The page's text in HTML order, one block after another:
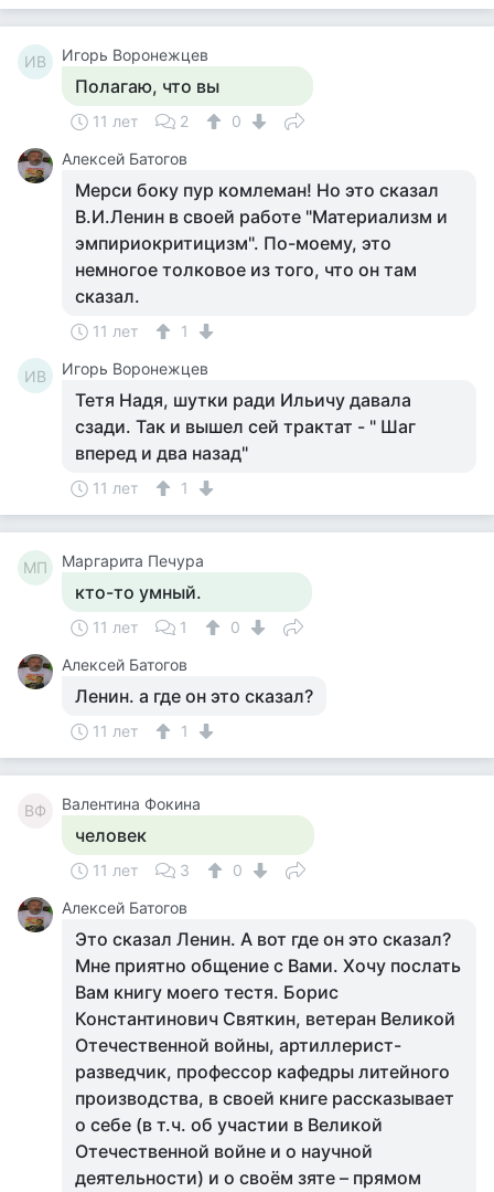
ИВ Игорь Воронежцев
Полагаю, что вы
11 лет 2
0
Алексей Батогов
Мерси боку пур комлеман! Но это сказал
В.И.Ленин в своей работе "Материализм и
эмпириокритицизм". По-моему, это
немногое толковое из того, что он там
сказал.
11 лет 1
ИВ Игорь Воронежцев
Тетя Надя, шутки ради Ильичу давала
сзади. Так и вышел сей трактат - " Шаг
вперед и два назад"
11 лет 1
МП Маргарита Печура
кто-то умный.
11 лет 1
0
Алексей Батогов
Ленин. а где он это сказал?
11 лет 1
ВФ Валентина Фокина
человек
11 лет 3
0
Алексей Батогов
Это сказал Ленин. А вот где он это сказал?
Мне приятно общение с Вами. Хочу послать
Вам книгу моего тестя. Борис
Константинович Святкин, ветеран Великой
Отечественной войны, артиллерист-
разведчик, профессор кафедры литейного
производства, в своей книге рассказывает
о себе (в т.ч. об участии в Великой
Отечественной войне и о научной
деятельности) и о своём зяте – прямом